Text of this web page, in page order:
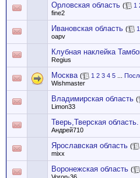
Орловская область ( 1
fine2
Ивановская область ( 1
oapv
Клубная наклейка
Regius
Москва ( 1 2 3 4 5
Wishmaster
Владимирская область (
Limon33
Тверь,Тверская область.
Андрей710
Ярославская область (
mixx
Воронежская область (